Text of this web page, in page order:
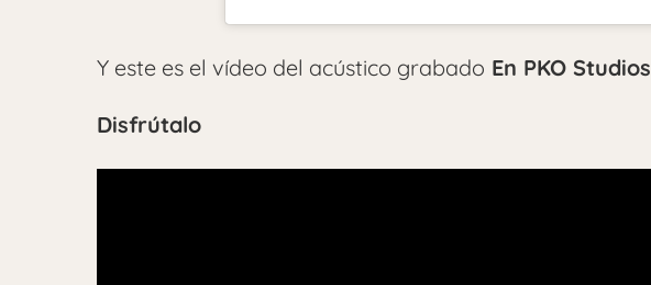
Y este es el vídeo del acústico grabado En PKO Studios
Disfrútalo